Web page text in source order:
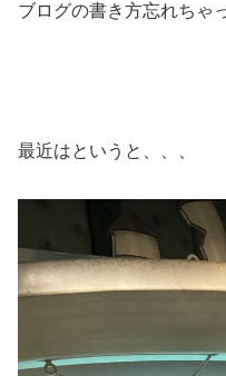
ブログの書き方忘れちゃ
最近はというと、、、